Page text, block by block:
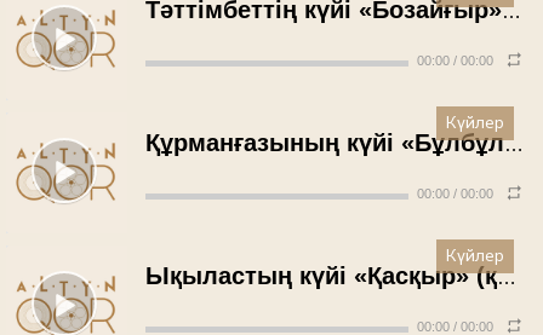
Тәттімбеттің күйі «Бозайғыр» - Әбікен Хасенов (1957 жыл)
00:00 / 00:00
Құрманғазының күйі «Бұлбұлдың құр-құры» - Ғылман Қайрошев (1957 жыл)
00:00 / 00:00
Күйлер
Ықыластың күйі «Қасқыр» (қобыз) - Жаппас Қаламбаев (1958 жыл)
00:00 / 00:00
Күйлер